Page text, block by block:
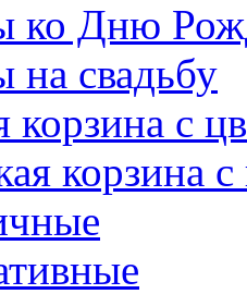
ко Дню
на свадьбу
корзина с
корзина